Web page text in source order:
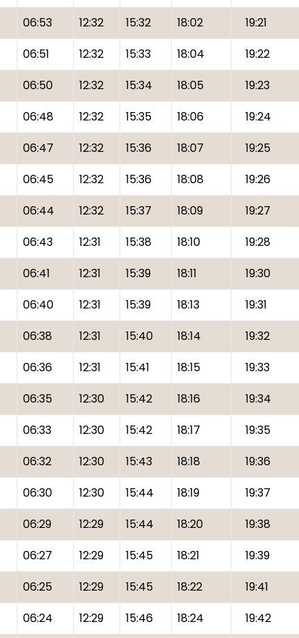
06:53 12:32 15:32 18:02
19:21
06:51 12:32 15:33 18:04
19:22
06:50 12:32 15:34 18:05
19:23
06:48 12:32 15:35 18:06
19:24
06:47 12:32 15:36 18:07
19:25
06:45 12:32 15:36 18:08
19:26
06:44 12:32 15:37 18:09
19:27
06:43 12:31 15:38 18:10
19:28
06:41 12:31 15:39 18:11
19:30
06:40 12:31 15:39 18:13
19:31
06:38 12:31 15:40 18:14
19:32
06:36 12:31 15:41 18:15
19:33
06:35 12:30 15:42 18:16
19:34
06:33 12:30 15:42 18:17
19:35
06:32 12:30 15:43 18:18
19:36
06:30 12:30 15:44 18:19
19:37
06:29 12:29 15:44 18:20
19:38
06:27 12:29 15:45 18:21
19:39
06:25 12:29 15:45 18:22
19:41
06:24 12:29 15:46 18:24
19:42